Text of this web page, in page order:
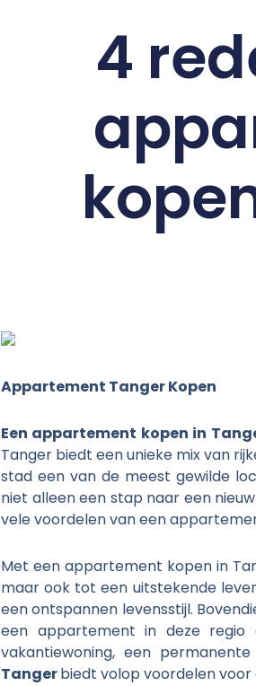
4
Appartement Tanger Kopen
Een appartement kopen in
Tanger biedt een unieke mix van
stad een van de meest gewilde
niet alleen een stap naar een
vele voordelen van een
Met een appartement kopen in
maar ook tot een uitstekende
een ontspannen levensstijl.
een appartement in deze
vakantiewoning, een
Tangerbiedt volop voordelen